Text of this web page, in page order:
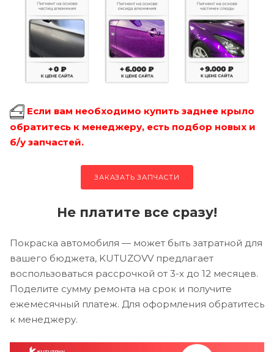
Если вам необходимо купить заднее крыло
обратитесь к менеджеру, есть подбор новых и
б/у запчастей.
ЗАКАЗАТЬ ЗАПЧАСТИ
Не платите все сразу!
Покраска автомобиля — может быть затратной для
вашего бюджета, KUTUZOVV предлагает
воспользоваться рассрочкой от 3-х до 12 месяцев.
Поделите сумму ремонта на срок и получите
ежемесячный платеж. Для оформления обратитесь
к менеджеру.